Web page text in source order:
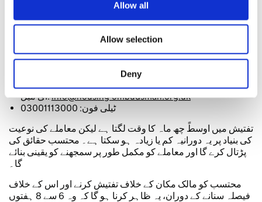
Allow all
Allow selection
Deny
نہیں ہیں، تو ہاؤسنگ محتسب کو اس سے آگاہ کریں۔ وہ مفت
دستیاب ہوتے ہیں، غیر جانبدار ہیں اور جائز طور پر تفتیش کریں
ہاؤسنگ محتسب کو شکایت کریں
ای میل:info@housing-ombudsman.org.uk
ٹیلی فون: 03001113000
تفتیش میں اوسطً چھ ماہ کا وقت لگتا ہے لیکن معاملے کی نوعیت
کی بنیاد پر یہ دورانیہ کم یا زیادہ ہو سکتا ہے۔ محتسب حقائق کی
پڑتال کرے گا اور معاملے کو مکمل طور پر سمجھنے کو یقینی بنائے
محتسب کو مالک مکان کے خلاف تفتیش کرنے اور اس کے خلاف
فیصلہ سنانے کے دوران، یہ ظاہر کرنا ہو گا کہ وہ 6 سے 8 ہفتوں